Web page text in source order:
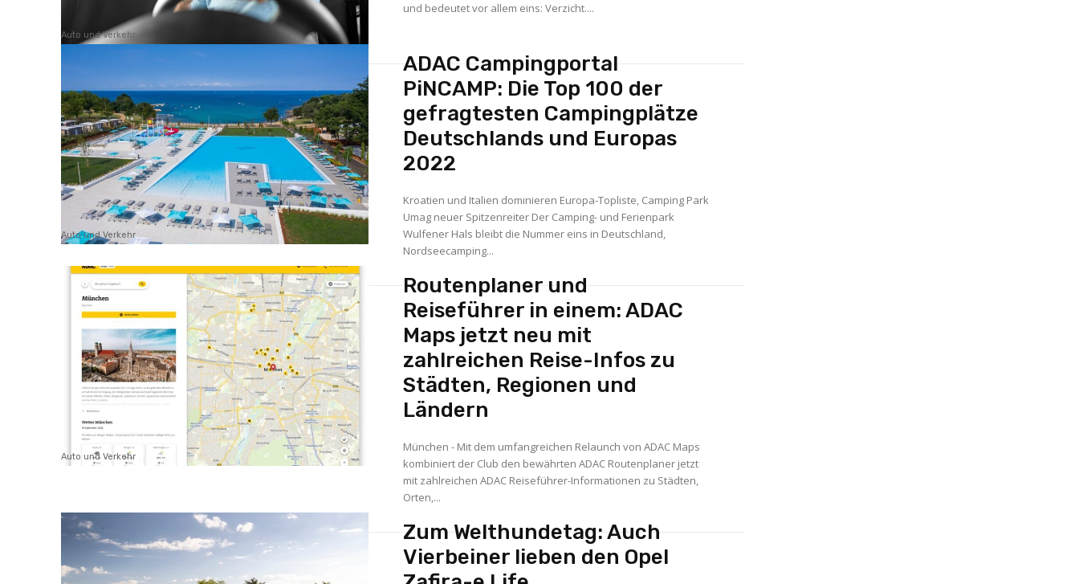
Auto und Verkehr
und bedeutet vor allem eins: Verzicht....
Auto und Verkehr
ADAC Campingportal
PiNCAMP: Die Top 100 der
gefragtesten Campingplätze
Deutschlands und Europas
2022
Kroatien und Italien dominieren Europa-Topliste, Camping Park
Umag neuer Spitzenreiter Der Camping- und Ferienpark
Wulfener Hals bleibt die Nummer eins in Deutschland,
Nordseecamping...
Auto und Verkehr
Routenplaner und
Reiseführer in einem: ADAC
Maps jetzt neu mit
zahlreichen Reise-Infos zu
Städten, Regionen und
Ländern
München - Mit dem umfangreichen Relaunch von ADAC Maps
kombiniert der Club den bewährten ADAC Routenplaner jetzt
mit zahlreichen ADAC Reiseführer-Informationen zu Städten,
Orten,...
Zum Welthundetag: Auch
Vierbeiner lieben den Opel